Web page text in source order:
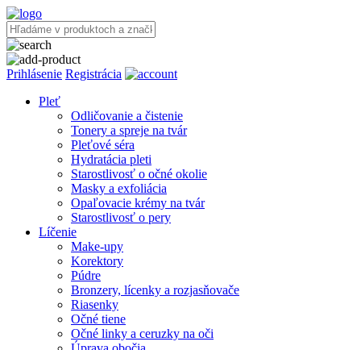
Prihlásenie Registrácia
Pleť
Odličovanie a čistenie
Tonery a spreje na tvár
Pleťové séra
Hydratácia pleti
Starostlivosť o očné okolie
Masky a exfoliácia
Opaľovacie krémy na tvár
Starostlivosť o pery
Líčenie
Make-upy
Korektory
Púdre
Bronzery, lícenky a rozjasňovače
Riasenky
Očné tiene
Očné linky a ceruzky na oči